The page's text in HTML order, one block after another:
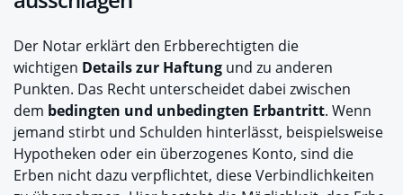
Der Notar erklärt den Erbberechtigten die
wichtigen Details zur Haftung und zu anderen
Punkten. Das Recht unterscheidet dabei zwischen
dem bedingten und unbedingten Erbantritt. Wenn
jemand stirbt und Schulden hinterlässt, beispielsweise
Hypotheken oder ein überzogenes Konto, sind die
Erben nicht dazu verpflichtet, diese Verbindlichkeiten